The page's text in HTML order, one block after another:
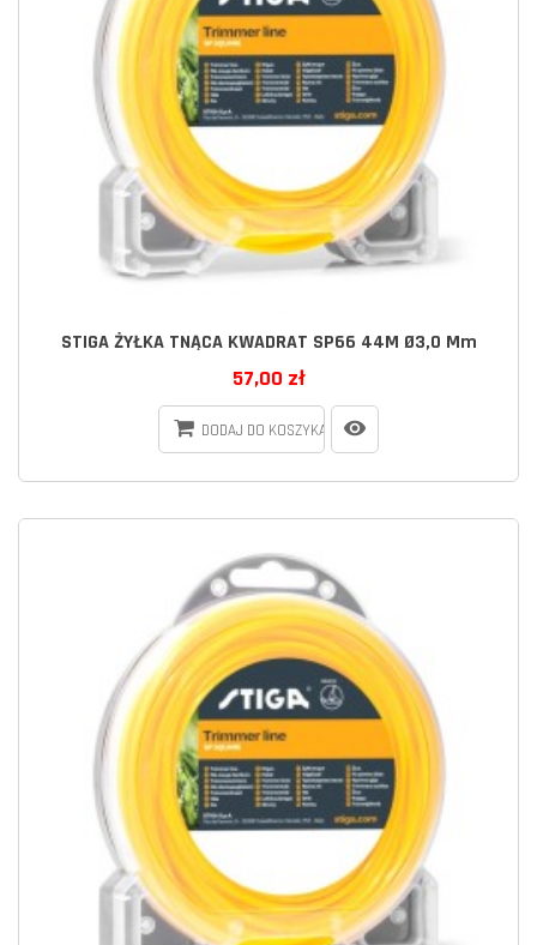
STIGA ŻYŁKA TNĄCA KWADRAT SP66 44M Ø3,0 Mm
57,00 zł
DODAJ DO KOSZYKA